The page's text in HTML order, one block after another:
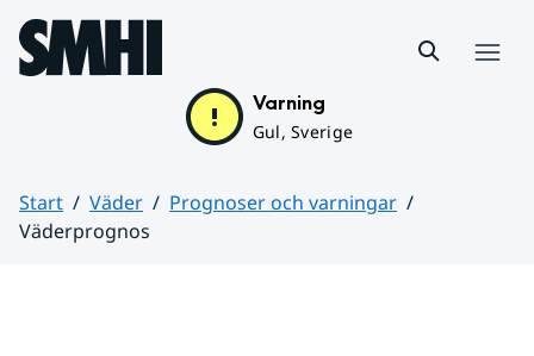
Hoppa till sidans innehåll
Varning
Gul, Sverige
Start Väder
Prognoser och varningar
Väderprognos